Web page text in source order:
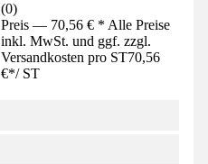
(0)
Preis — 70,56 € * Alle Preise
inkl. MwSt. und ggf. zzgl.
Versandkosten pro ST70,56
€*/ ST